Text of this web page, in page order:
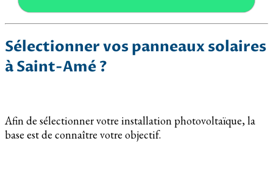
Sélectionner vos panneaux solaires
à Saint-Amé ?
Afin de sélectionner votre installation photovoltaïque, la
base est de connaître votre objectif.